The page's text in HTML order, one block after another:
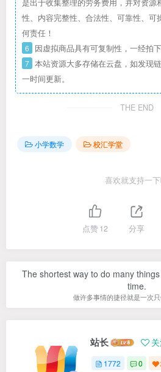
是出于收集整理的劳务费用，并对资源
性、内容完整性、合法性、可靠性、可
何责任！
6 因虚拟商品具有可复制性，一经拍下
7 本站资源大多存储在云盘，如发现
一时间更新。
THE END
小学数学 校汇学堂
喜欢就支持一
点赞12 分享
The shortest way to do many
time.
做许多事情的捷径就是一次
站长
1772 0